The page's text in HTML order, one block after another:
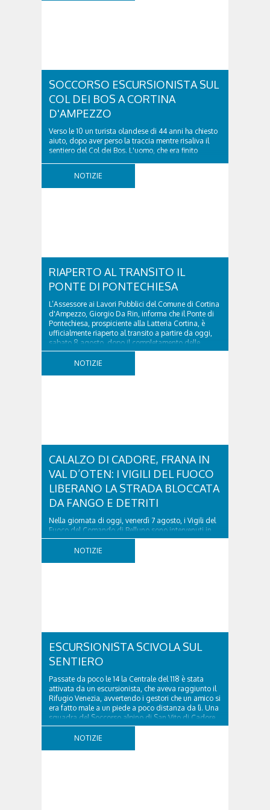
SOCCORSO ESCURSIONISTA SUL
COL DEI BOS A CORTINA
D'AMPEZZO
Verso le 10 un turista olandese di 44 anni ha chiesto
aiuto, dopo aver perso la traccia mentre risaliva il
sentiero del Col dei Bos. L'uomo, che era finito
Torri del Falzarego, era...
NOTIZIE
RIAPERTO AL TRANSITO IL
PONTE DI PONTECHIESA
L’Assessore ai Lavori Pubblici del Comune di Cortina
d'Ampezzo, Giorgio Da Rin, informa che il Ponte di
Pontechiesa, prospiciente alla Latteria Cortina, è
ufficialmente riaperto al transito a partire da oggi,
sabato 8 agosto, dopo il completamento delle
verifiche e il positivo collaudo...
NOTIZIE
CALALZO DI CADORE, FRANA IN
VAL D’OTEN: I VIGILI DEL FUOCO
LIBERANO LA STRADA BLOCCATA
DA FANGO E DETRITI
Nella giornata di oggi, venerdì 7 agosto, i Vigili del
Fuoco del Comando di Belluno sono intervenuti in
località Diassa, in Val d’Oten, nel comune di Calalzo
di Cadore, per liberare una strada rimasta bloccata
NOTIZIE
ESCURSIONISTA SCIVOLA SUL
SENTIERO
Passate da poco le 14 la Centrale del 118 è stata
attivata da un escursionista, che aveva raggiunto il
Rifugio Venezia, avvertendo i gestori che un amico si
era fatto male a un piede a poco distanza da lì. Una
squadra del Soccorso alpino di San Vito di Cadore
ha quindi raggiunto l'infortunato...
NOTIZIE